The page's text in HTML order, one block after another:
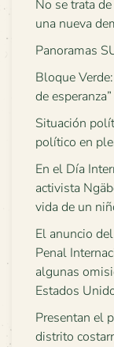
No se trata
una nueva
Panoramas
Bloque
de esperanza”
Situación
político en
En el Día
activista
vida de un
El anuncio
Penal
algunas
Estados
Presentan el
distrito